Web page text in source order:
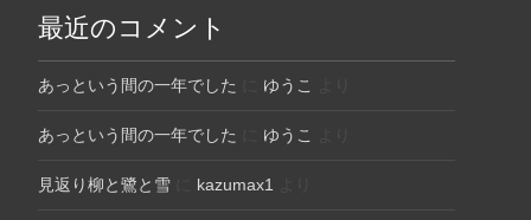
最近のコメント
あっという間の一年でした ゆうこ
あっという間の一年でした ゆうこ
見返り柳と鷺と雪 kazumax1